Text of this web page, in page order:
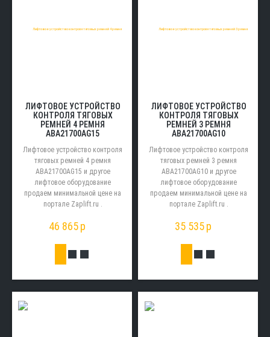
ЛИФТОВОЕ УСТРОЙСТВО
КОНТРОЛЯ ТЯГОВЫХ
РЕМНЕЙ 4 РЕМНЯ
ABA21700AG15
Лифтовое устройство контроля
тяговых ремней 4 ремня
ABA21700AG15 и другое
лифтовое оборудование
продаем минимальной цене на
портале Zaplift.ru .
46 865p
ЛИФТОВОЕ УСТРОЙСТВО
КОНТРОЛЯ ТЯГОВЫХ
РЕМНЕЙ 3 РЕМНЯ
ABA21700AG10
Лифтовое устройство контроля
тяговых ремней 3 ремня
ABA21700AG10 и другое
лифтовое оборудование
продаем минимальной цене на
портале Zaplift.ru .
35 535p